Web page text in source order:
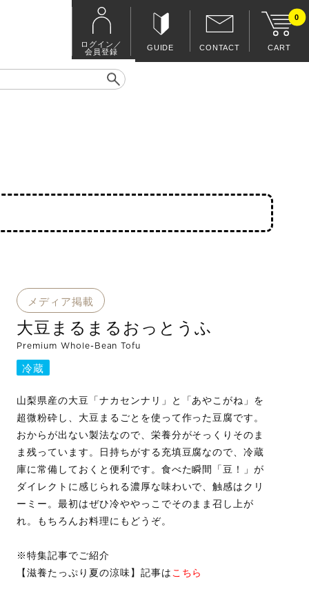
ログイン／
会員登録
GUIDE CONTACT
0
CART
メディア掲載
大豆まるまるおっとうふ
Premium Whole-Bean Tofu
冷蔵
山梨県産の大豆「ナカセンナリ」と「あやこがね」を
超微粉砕し、大豆まるごとを使って作った豆腐です。
おからが出ない製法なので、栄養分がそっくりそのま
ま残っています。日持ちがする充填豆腐なので、冷蔵
庫に常備しておくと便利です。食べた瞬間「豆！」が
ダイレクトに感じられる濃厚な味わいで、触感はクリ
ーミー。最初はぜひ冷ややっこでそのまま召し上が
れ。もちろんお料理にもどうぞ。
※特集記事でご紹介
【滋養たっぷり夏の涼味】記事は こちら